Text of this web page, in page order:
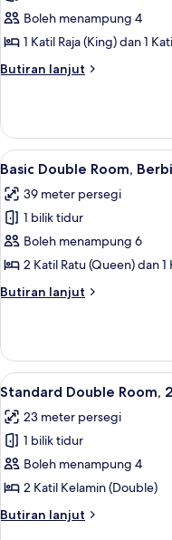
Suite,
1
Katil
Raja
dengan
Katil
Sofa
Boleh menampung 4
1 Katil Raja (King) dan 1
Butiran lanjut
Butiran
1
Katil
Raja
dengan
Katil
Sofa
Lihat
semua
foto
untuk
Basic
Double
Room,
Berbilang
5
Basic Double Room,
39 meter persegi
1 bilik tidur
Boleh menampung 6
2 Katil Ratu (Queen) dan
Butiran lanjut
Butiran
Double
Room,
Berbilang
Lihat
semua
foto
untuk
Standard
Double
Room,
2
5
Standard Double Room,
23 meter persegi
1 bilik tidur
Boleh menampung 4
2 Katil Kelamin (Double)
Butiran lanjut
Butiran